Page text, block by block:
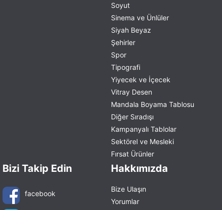
Soyut
Sinema ve Ünlüler
Siyah Beyaz
Şehirler
Spor
Tipografi
Yiyecek ve İçecek
Vitray Desen
Mandala Boyama Tablosu
Diğer Sıradışı
Kampanyalı Tablolar
Sektörel ve Mesleki
Fırsat Ürünler
Bizi Takip Edin
facebook
Hakkımızda
Bize Ulaşın
Yorumlar